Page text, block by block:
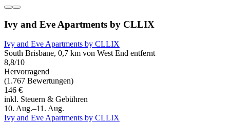
Ivy and Eve Apartments by CLLIX
Ivy and Eve Apartments by CLLIX
South Brisbane, 0,7 km von West End entfernt
8,8/10
Hervorragend
(1.767 Bewertungen)
146 €
inkl. Steuern & Gebühren
10. Aug.–11. Aug.
Ivy and Eve Apartments by CLLIX